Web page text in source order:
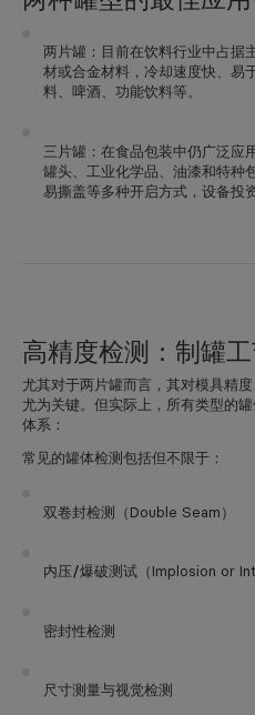
两片罐 ：目前在饮料行业中占据
材或合金材料，冷却速度快、易
料、啤酒、功能饮料等。
三片罐 ：在食品包装中仍广泛应
罐头、工业化学品、油漆和特种
易撕盖等多种开启方式，设备投
高精度检测：制罐
尤其对于两片罐而言，其对模具精
尤为关键。但实际上， 所有类型的
体系 ：
常见的罐体检测包括但不限于：
双卷封检测 （Double Seam）
内压/爆破测试 （Implosion or
密封性检测
尺寸测量与视觉检测